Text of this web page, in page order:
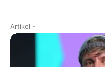
Artikel -